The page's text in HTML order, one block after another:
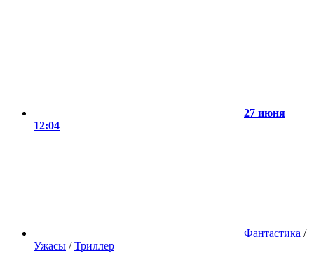
27 июня
12:04
Фантастика /
Ужасы /Триллер